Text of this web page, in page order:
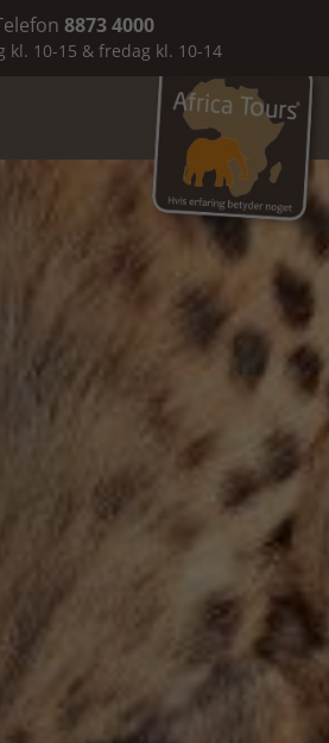
8873 4000
kl. 10-15 & fredag kl. 10-14